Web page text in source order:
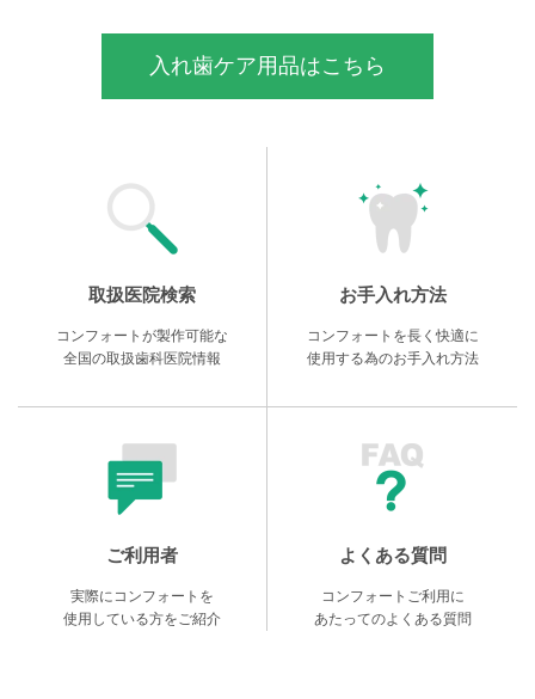
入れ歯ケア用品はこちら
取扱医院検索
コンフォートが製作可能な
全国の取扱歯科医院情報
お手入れ方法
コンフォートを長く快適に
使用する為のお手入れ方法
ご利用者
実際にコンフォートを
使用している方をご紹介
よくある質問
コンフォートご利用に
あたってのよくある質問